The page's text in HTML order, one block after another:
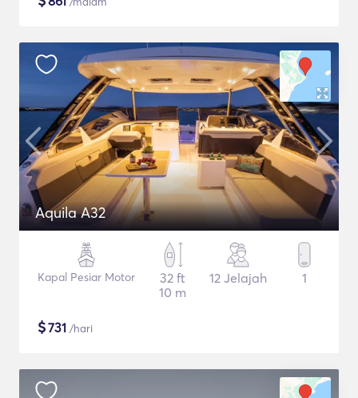
Aquila A32
Kapal Pesiar Motor
32 ft
10 m
12 Jelajah 1
$731 /hari